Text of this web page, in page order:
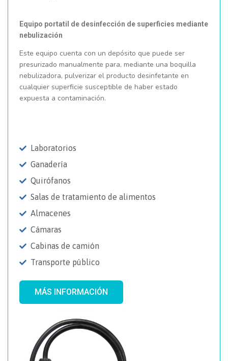
Equipo portatil de desinfección de superficies mediante
nebulización
Este equipo cuenta con un depósito que puede ser
presurizado manualmente para, mediante una boquilla
nebulizadora, pulverizar el producto desinfetante en
cualquier superficie susceptible de haber estado
expuesta a contaminación.
Laboratorios
Ganadería
Quirófanos
Salas de tratamiento de alimentos
Almacenes
Cámaras
Cabinas de camión
Transporte público
MÁS INFORMACIÓN